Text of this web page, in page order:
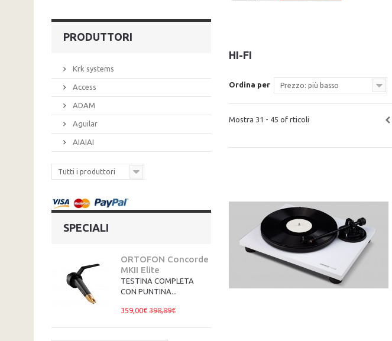
PRODUTTORI
Krk systems
Access
ADAM
Aguilar
AIAIAI
Tutti i produttori
SPECIALI
ORTOFON Concorde
MKII Elite
TESTINA COMPLETA
CON PUNTINA...
359,00€ 398,89€
HI-FI
Ordina per Prezzo: più basso
Mostra 31 - 45 of rticoli